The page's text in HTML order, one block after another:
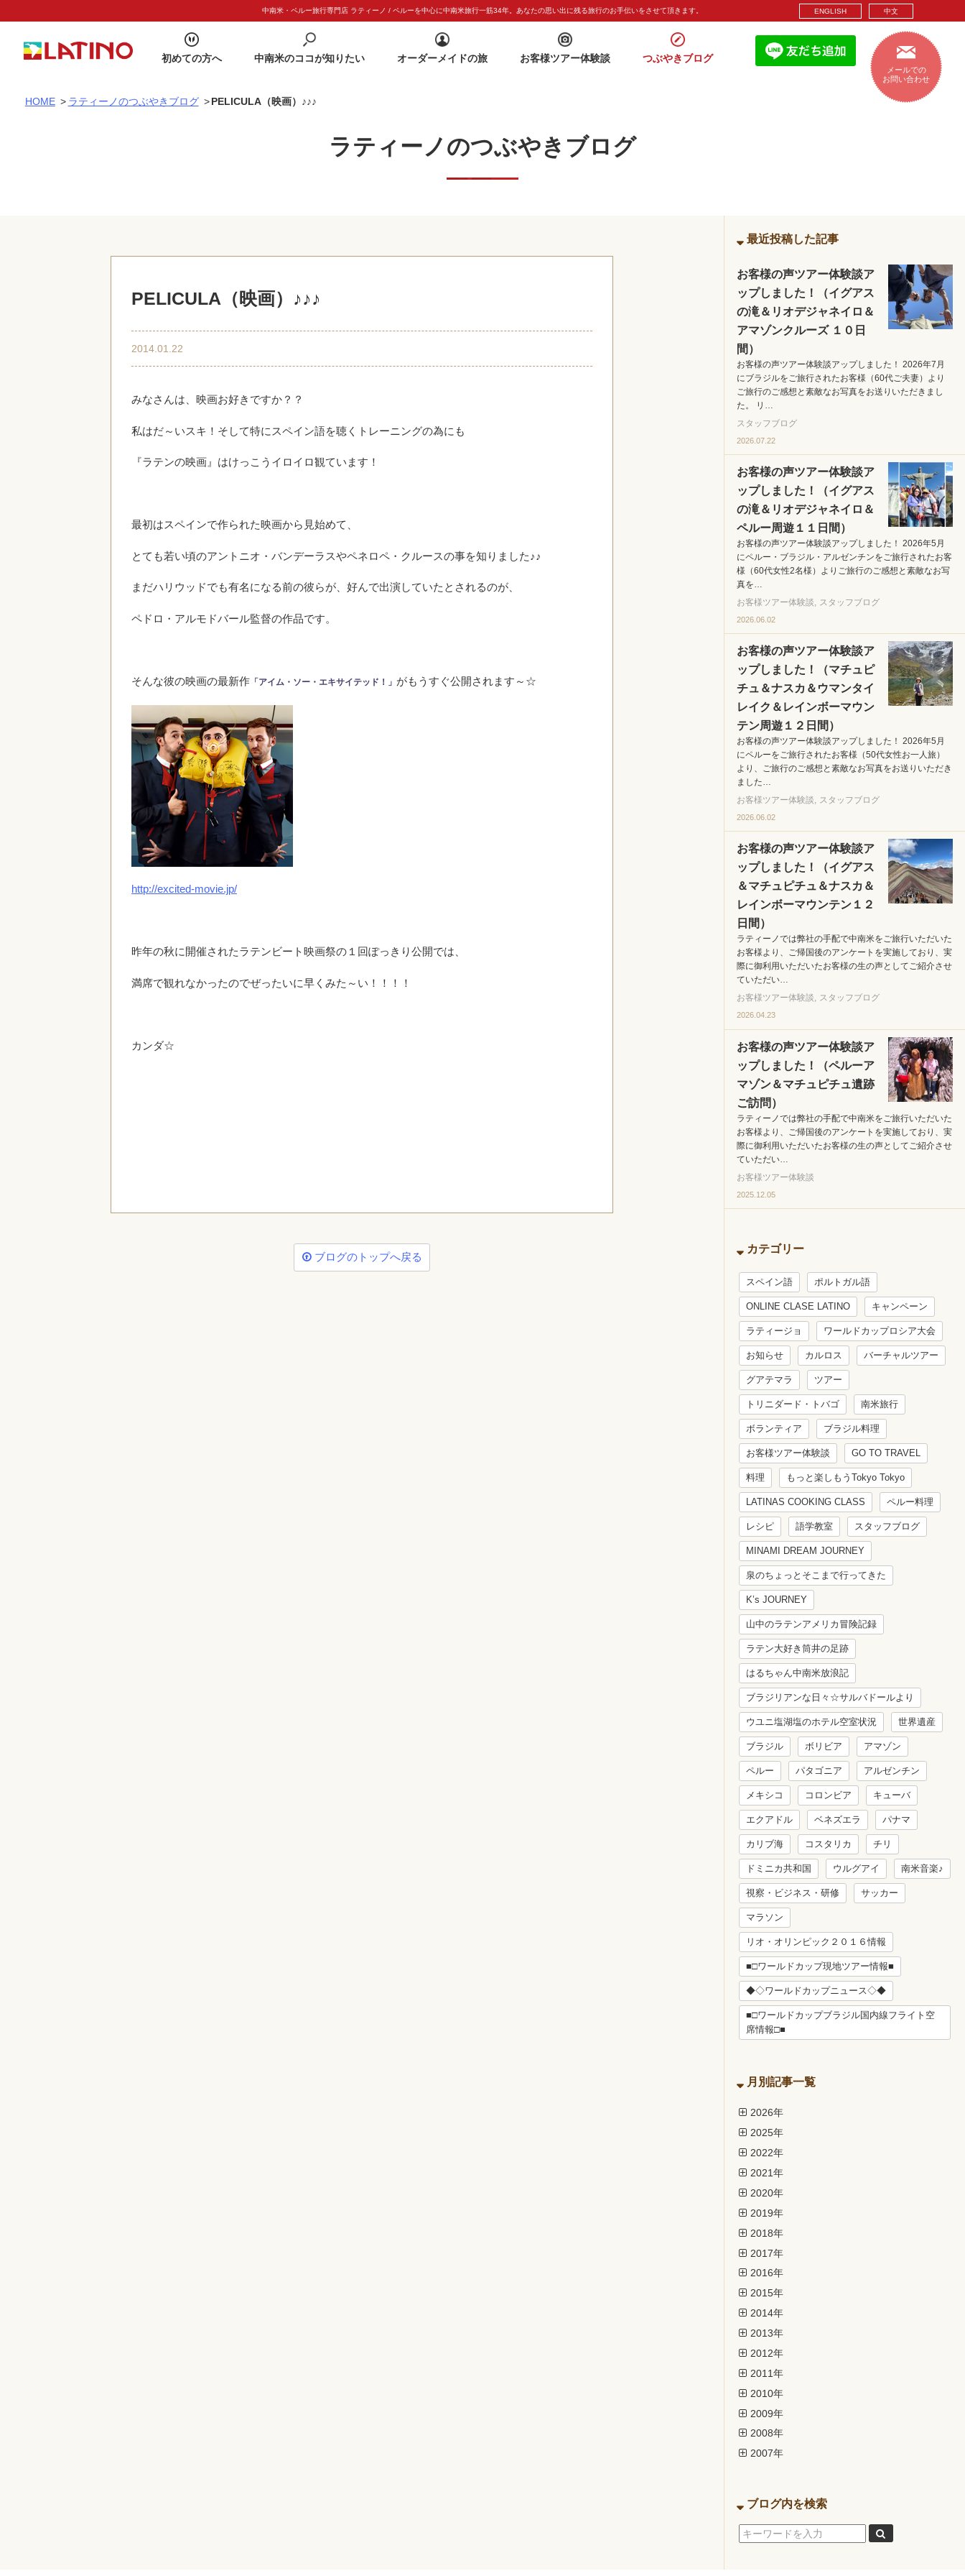
中南米・ペルー旅行専門店 ラティーノ / ペルーを中心に中南米旅行一筋34年。あなたの思い出に残る旅行のお手伝いをさせて頂きます。 ENGLISH 中文
初めての方へ 中南米のココが知りたい オーダーメイドの旅 お客様ツアー体験談 つぶやきブログ
メールでの
お問い合わせ
HOME > ラティーノのつぶやきブログ > PELICULA（映画）♪♪♪
ラティーノのつぶやきブログ
PELICULA（映画）♪♪♪
2014.01.22
みなさんは、映画お好きですか？？
私はだ～いスキ！そして特にスペイン語を聴くトレーニングの為にも
『ラテンの映画』はけっこうイロイロ観ています！
最初はスペインで作られた映画から見始めて、
とても若い頃のアントニオ・バンデーラスやペネロペ・クルースの事を知りました♪♪
まだハリウッドでも有名になる前の彼らが、好んで出演していたとされるのが、
ペドロ・アルモドバール監督の作品です。
そんな彼の映画の最新作 「アイム・ソー・エキサイテッド！」 がもうすぐ公開されます～☆
http://excited-movie.jp/
昨年の秋に開催されたラテンビート映画祭の１回ぽっきり公開では、
満席で観れなかったのでぜったいに早くみた～い！！！！
カンダ☆
ブログのトップへ戻る
最近投稿した記事
お客様の声ツアー体験談ア
ップしました！（イグアス
の滝＆リオデジャネイロ＆
アマゾンクルーズ １０日
間）
お客様の声ツアー体験談アップしました！ 2026年7月
にブラジルをご旅行されたお客様（60代ご夫妻）より
ご旅行のご感想と素敵なお写真をお送りいただきまし
た。 リ…
スタッフブログ
2026.07.22
お客様の声ツアー体験談ア
ップしました！（イグアス
の滝＆リオデジャネイロ＆
ペルー周遊１１日間）
お客様の声ツアー体験談アップしました！ 2026年5月
にペルー・ブラジル・アルゼンチンをご旅行されたお客
様（60代女性2名様）よりご旅行のご感想と素敵なお写
真を…
お客様ツアー体験談
スタッフブログ
2026.06.02
お客様の声ツアー体験談ア
ップしました！（マチュピ
チュ＆ナスカ＆ウマンタイ
レイク＆レインボーマウン
テン周遊１２日間）
お客様の声ツアー体験談アップしました！ 2026年5月
にペルーをご旅行されたお客様（50代女性お一人旅）
より、ご旅行のご感想と素敵なお写真をお送りいただき
ました…
お客様ツアー体験談
スタッフブログ
2026.06.02
お客様の声ツアー体験談ア
ップしました！（イグアス
＆マチュピチュ＆ナスカ＆
レインボーマウンテン１２
日間）
ラティーノでは弊社の手配で中南米をご旅行いただいた
お客様より、ご帰国後のアンケートを実施しており、実
際に御利用いただいたお客様の生の声としてご紹介させ
ていただい…
お客様ツアー体験談
スタッフブログ
2026.04.23
お客様の声ツアー体験談ア
ップしました！（ペルーア
マゾン＆マチュピチュ遺跡
ご訪問）
ラティーノでは弊社の手配で中南米をご旅行いただいた
お客様より、ご帰国後のアンケートを実施しており、実
際に御利用いただいたお客様の生の声としてご紹介させ
ていただい…
お客様ツアー体験談
2025.12.05
カテゴリー
スペイン語 ポルトガル語
ONLINE CLASE LATINO キャンペーン
ラティージョ ワールドカップロシア大会
お知らせ カルロス バーチャルツアー
グアテマラ ツアー
トリニダード・トバゴ 南米旅行
ボランティア ブラジル料理
お客様ツアー体験談 GO TO TRAVEL
料理 もっと楽しもうTokyo Tokyo
LATINAS COOKING CLASS ペルー料理
レシピ 語学教室 スタッフブログ
MINAMI DREAM JOURNEY
泉のちょっとそこまで行ってきた
K’s JOURNEY
山中のラテンアメリカ冒険記録
ラテン大好き筒井の足跡
はるちゃん中南米放浪記
ブラジリアンな日々☆サルバドールより
ウユニ塩湖塩のホテル空室状況 世界遺産
ブラジル ボリビア アマゾン
ペルー パタゴニア アルゼンチン
メキシコ コロンビア キューバ
エクアドル ベネズエラ パナマ
カリブ海 コスタリカ チリ
ドミニカ共和国 ウルグアイ 南米音楽♪
視察・ビジネス・研修 サッカー
マラソン
リオ・オリンピック２０１６情報
■□ワールドカップ現地ツアー情報■
◆◇ワールドカップニュース◇◆
■□ワールドカップブラジル国内線フライト空
席情報□■
月別記事一覧
2026年
2025年
2022年
2021年
2020年
2019年
2018年
2017年
2016年
2015年
2014年
2013年
2012年
2011年
2010年
2009年
2008年
2007年
ブログ内を検索